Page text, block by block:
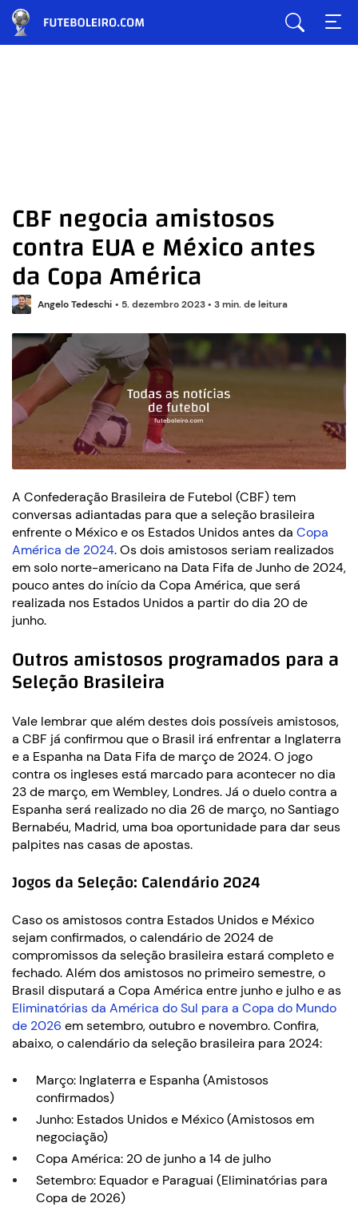
CBF negocia amistosos
contra EUA e México antes
da Copa América
Angelo Tedeschi • 5. dezembro 2023• 3 min. de leitura
A Confederação Brasileira de Futebol (CBF) tem
conversas adiantadas para que a seleção brasileira
enfrente o México e os Estados Unidos antes da Copa
América de 2024. Os dois amistosos seriam realizados
em solo norte-americano na Data Fifa de Junho de 2024,
pouco antes do início da Copa América, que será
realizada nos Estados Unidos a partir do dia 20 de
junho.
Outros amistosos programados para a
Seleção Brasileira
Vale lembrar que além destes dois possíveis amistosos,
a CBF já confirmou que o Brasil irá enfrentar a Inglaterra
e a Espanha na Data Fifa de março de 2024. O jogo
contra os ingleses está marcado para acontecer no dia
23 de março, em Wembley, Londres. Já o duelo contra a
Espanha será realizado no dia 26 de março, no Santiago
Bernabéu, Madrid, uma boa oportunidade para dar seus
palpites nas casas de apostas.
Jogos da Seleção: Calendário 2024
Caso os amistosos contra Estados Unidos e México
sejam confirmados, o calendário de 2024 de
compromissos da seleção brasileira estará completo e
fechado. Além dos amistosos no primeiro semestre, o
Brasil disputará a Copa América entre junho e julho e as
Eliminatórias da América do Sul para a Copa do Mundo
de 2026 em setembro, outubro e novembro. Confira,
abaixo, o calendário da seleção brasileira para 2024:
Março: Inglaterra e Espanha (Amistosos
confirmados)
Junho: Estados Unidos e México (Amistosos em
negociação)
Copa América: 20 de junho a 14 de julho
Setembro: Equador e Paraguai (Eliminatórias para
Copa de 2026)